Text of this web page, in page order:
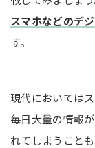
スマホなどのデ
す。
現代においては
毎日大量の情報
れてしまうことも